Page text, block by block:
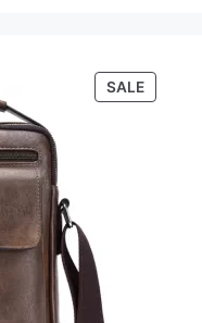
SALE
ON